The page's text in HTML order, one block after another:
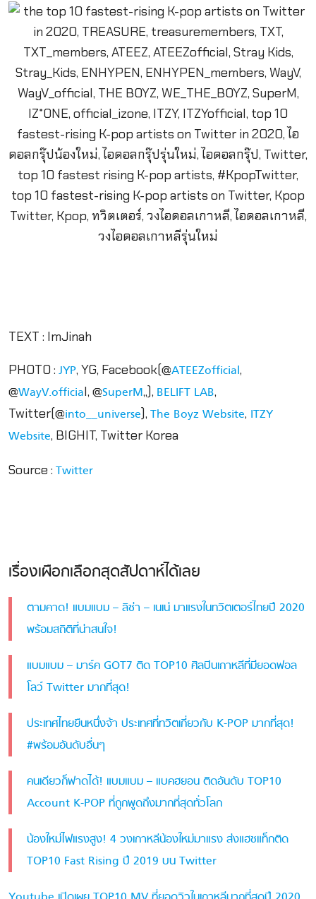
TEXT : ImJinah
PHOTO : JYP, YG, Facebook(@ATEEZofficial,
@WayV.official, @SuperM,,), BELIFT LAB,
Twitter(@into__universe), The Boyz Website, ITZY
Website, BIGHIT, Twitter Korea
Source : Twitter
เรื่องเผือกเลือกสุดสัปดาห์ได้เลย
ตามคาด! แบมแบม – ลิซ่า – เนเน่ มาแรงในทวิตเตอร์ไทยปี 2020
พร้อมสถิติที่น่าสนใจ!
แบมแบม – มาร์ค GOT7 ติด TOP10 ศิลปินเกาหลีที่มียอดฟอล
โลว์ Twitter มากที่สุด!
ประเทศไทยยืนหนึ่งจ้า ประเทศที่ทวิตเกี่ยวกับ K-POP มากที่สุด!
#พร้อมอันดับอื่นๆ
คนเดียวก็ฟาดได้! แบมแบม – แบคฮยอน ติดอันดับ TOP10
Account K-POP ที่ถูกพูดถึงมากที่สุดทั่วโลก
น้องใหม่ไฟแรงสูง! 4 วงเกาหลีน้องใหม่มาแรง ส่งแฮชแท็กติด
TOP10 Fast Rising ปี 2019 บน Twitter